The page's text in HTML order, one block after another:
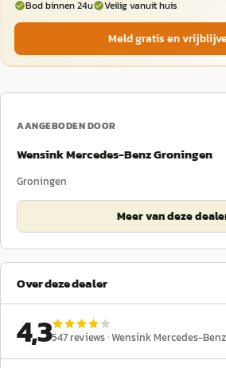
Bod binnen 24u
Veilig vanuit huis
Meld gratis en
AANGEBODEN DOOR
Wensink Mercedes-Benz Groningen
Groningen
Meer van deze
Over deze dealer
4,3547reviews ·Wensink Mercedes-